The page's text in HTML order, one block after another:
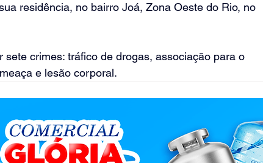
residência, no bairro Joá, Zona Oeste do Rio, no
sete crimes: tráfico de drogas, associação para o
e lesão corporal.